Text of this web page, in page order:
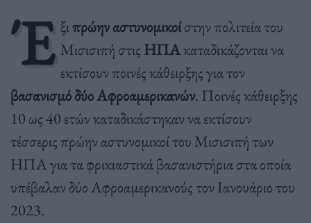
Έ ξιπρώην αστυνομικοίστην πολιτεία του
Μισισιπή στις ΗΠΑκαταδικάζονται να
εκτίσουν ποινές κάθειρξης για τον
βασανισμό δύο Αφροαμερικανών. Ποινές κάθειρξης
10 ως 40 ετών καταδικάστηκαν να εκτίσουν
τέσσερις πρώην αστυνομικοί του Μισισιπή των
ΗΠΑ για τα φρικιαστικά βασανιστήρια στα οποία
υπέβαλαν δύο Αφροαμερικανούς τον Ιανουάριο του
2023.